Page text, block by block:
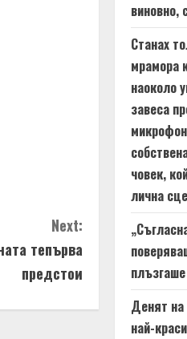
Next:
тепърва
предстои
виновно,
Станах
мрамора
наоколо
завеса
човек,
лична
Денят
най-